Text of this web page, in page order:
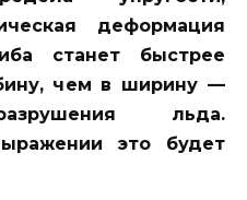
деформация
станет быстрее
чем в ширину —
льда.
это будет